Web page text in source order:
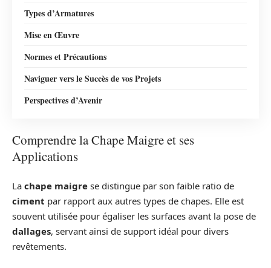
Types d’Armatures
Mise en Œuvre
Normes et Précautions
Naviguer vers le Succès de vos Projets
Perspectives d’Avenir
Comprendre la Chape Maigre et ses
Applications
La chape maigre se distingue par son faible ratio de
ciment par rapport aux autres types de chapes. Elle est
souvent utilisée pour égaliser les surfaces avant la pose de
dallages, servant ainsi de support idéal pour divers
revêtements.